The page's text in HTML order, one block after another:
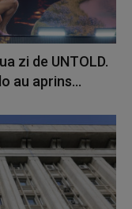
zi de UNTOLD.
au aprins...